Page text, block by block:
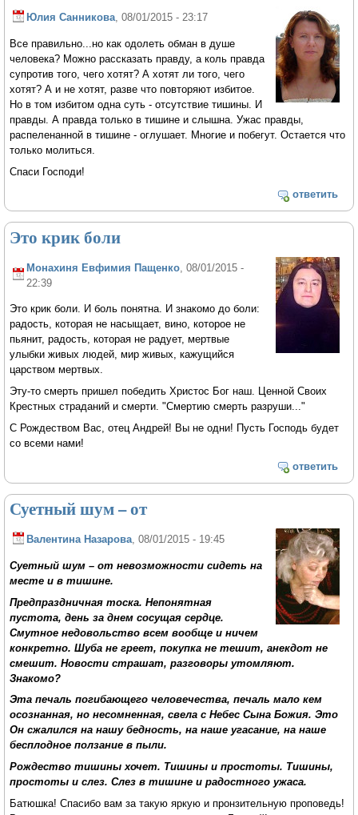
Юлия Санникова, 08/01/2015 - 23:17
Все правильно...но как одолеть обман в душе
человека? Можно рассказать правду, а коль правда
супротив того, чего хотят? А хотят ли того, чего
хотят? А и не хотят, разве что повторяют избитое.
Но в том избитом одна суть - отсутствие тишины. И
правды. А правда только в тишине и слышна. Ужас правды,
распеленанной в тишине - оглушает. Многие и побегут. Остается что
только молиться.
Спаси Господи!
ответить
Это крик боли
Монахиня Евфимия Пащенко , 08/01/2015 -
22:39
Это крик боли. И боль понятна. И знакомо до боли:
радость, которая не насыщает, вино, которое не
пьянит, радость, которая не радует, мертвые
улыбки живых людей, мир живых, кажущийся
царством мертвых.
Эту-то смерть пришел победить Христос Бог наш. Ценной Своих
Крестных страданий и смерти. "Смертию смерть разруши..."
С Рождеством Вас, отец Андрей! Вы не одни! Пусть Господь будет
со всеми нами!
ответить
Суетный шум – от
Валентина Назарова, 08/01/2015 - 19:45
Суетный шум – от невозможности сидеть на
месте и в тишине.
Предпраздничная тоска. Непонятная
пустота, день за днем сосущая сердце.
Смутное недовольство всем вообще и ничем
конкретно. Шуба не греет, покупка не тешит, анекдот не
смешит. Новости страшат, разговоры утомляют.
Знакомо?
Эта печаль погибающего человечества, печаль мало кем
осознанная, но несомненная, свела с Небес Сына Божия. Это
Он сжалился на нашу бедность, на наше угасание, на наше
бесплодное ползание в пыли.
Рождество тишины хочет. Тишины и простоты. Тишины,
простоты и слез. Слез в тишине и радостного ужаса.
Батюшка! Спасибо вам за такую яркую и пронзительную проповедь!